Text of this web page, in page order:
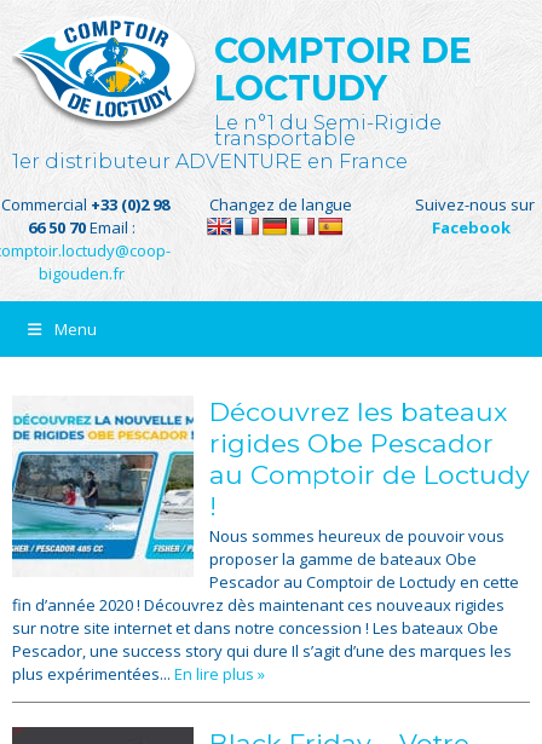
COMPTOIR DE
LOCTUDY
Le n°1 du Semi-Rigide
transportable
1er distributeur ADVENTURE en France
+33 (0)2 98
66 50 70Email :
bigouden.fr
Changez de langue
Suivez-nous sur
Facebook
Menu
Découvrez les bateaux
rigides Obe Pescador
au Comptoir de Loctudy
!
Nous sommes heureux de pouvoir vous
proposer la gamme de bateaux Obe
Pescador au Comptoir de Loctudy en cette
fin d’année 2020 ! Découvrez dès maintenant ces nouveaux rigides
sur notre site internet et dans notre concession ! Les bateaux Obe
Pescador, une success story qui dure Il s’agit d’une des marques les
plus expérimentées... En lire plus »